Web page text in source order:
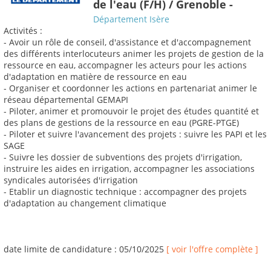
de l'eau (F/H) / Grenoble -
Département Isère
Activités :
- Avoir un rôle de conseil, d'assistance et d'accompagnement
des différents interlocuteurs animer les projets de gestion de la
ressource en eau, accompagner les acteurs pour les actions
d'adaptation en matière de ressource en eau
- Organiser et coordonner les actions en partenariat animer le
réseau départemental GEMAPI
- Piloter, animer et promouvoir le projet des études quantité et
des plans de gestions de la ressource en eau (PGRE-PTGE)
- Piloter et suivre l'avancement des projets : suivre les PAPI et les
SAGE
- Suivre les dossier de subventions des projets d'irrigation,
instruire les aides en irrigation, accompagner les associations
syndicales autorisées d'irrigation
- Etablir un diagnostic technique : accompagner des projets
d'adaptation au changement climatique
date limite de candidature : 05/10/2025 [ voir l'offre complète ]